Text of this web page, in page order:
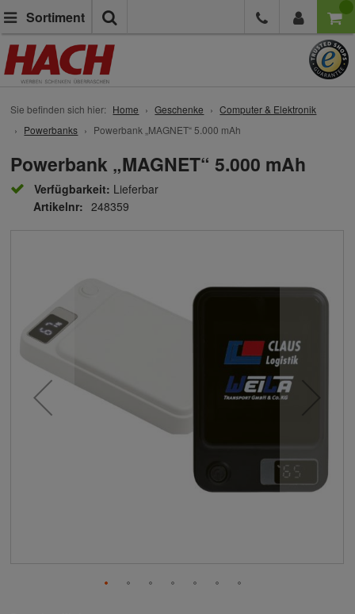
Sortiment
Sie befinden sich hier: Home Geschenke
Computer & Elektronik
Powerbanks
Powerbank „MAGNET“ 5.000 mAh
Powerbank „MAGNET“ 5.000 mAh
Verfügbarkeit: Lieferbar
Artikelnr: 248359